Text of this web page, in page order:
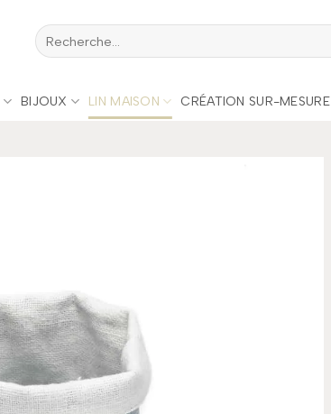
Recherche
pour :
BIJOUX LIN MAISON CRÉATION SUR-MESURE